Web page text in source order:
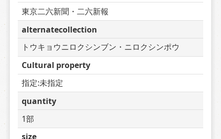
東京二六新聞・二六新報
alternatecollection
トウキョウニロクシンブン・ニロクシンポウ
Cultural property
指定:未指定
quantity
1部
size